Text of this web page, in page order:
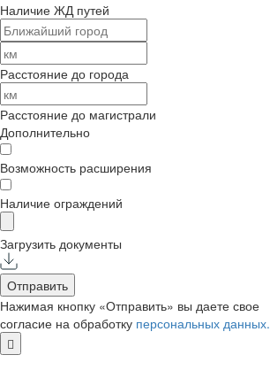
Наличие ЖД путей
Расстояние до города
Расстояние до магистрали
Дополнительно
Возможность расширения
Наличие ограждений
Загрузить документы
Отправить
Нажимая кнопку «Отправить» вы даете свое
согласие на обработку персональных данных.